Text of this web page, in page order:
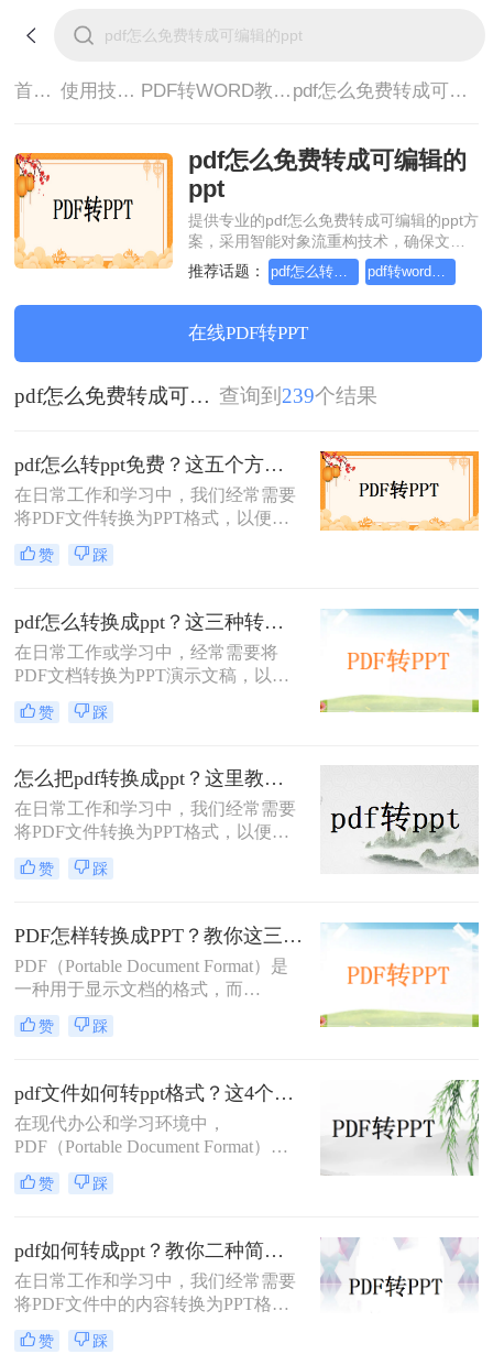
首页> 使用技巧> PDF转WORD教程> pdf怎么免费转成可编辑的ppt
pdf怎么免费转成可编辑的
ppt
提供专业的pdf怎么免费转成可编辑的ppt方
案，采用智能对象流重构技术，确保文档
1:1高保真还原且排版不乱码。支持一键批
量处理，全链路 SSL 加密保障隐私安全。
助您快速实现pdf怎么免费转成可编辑的
ppt，无需安装，高效办公。
推荐话题： pdf怎么转word，这个方法简单又方便
在线PDF转PPT
pdf怎么免费转成可编辑的ppt 查询到 239个结果
pdf怎么转ppt免费？这五个方法请收好！方便又好用！
在日常工作和学习中，我们经常需要
将PDF文件转换为PPT格式，以便进
行演示或编辑。那么pdf怎么转ppt免
费呢？虽然市面上有许多付费的转换
转PPT方法，帮助你轻松实现文件格
式的转换。
赞 踩
pdf怎么转换成ppt？这三种转换方法分享给你!！
在日常工作或学习中，经常需要将
PDF文档转换为PPT演示文稿，以便
于更好地展示和编辑内容。
PDF（Portable Document Format）因
用，但PPT（PowerPoint）则因其动态
演示功能而备受青睐。那么pdf怎么转
换成ppt呢？本文将介绍三种将PDF转
换为PPT的高效方法，帮助您轻松完
成格式转换。
赞 踩
怎么把pdf转换成ppt？这里教你这四种方法！
在日常工作和学习中，我们经常需要
将PDF文件转换为PPT格式，以便更
好地进行演示和编辑。那么怎么把
PDF转换成PPT呢？以下将介绍三种
PDF到PPT的转换。
赞 踩
PDF怎样转换成PPT？教你这三种转换方法！
PDF（Portable Document Format）是
一种用于显示文档的格式，而
PPT（PowerPoint）是一种用于演示的
文件格式。PDF文件常用于保存文档
文件转换为PPT格式以便于制作演示
文稿。那么PDF怎样转换成PPT呢？
在本文中，我们将介绍三种方法，以
帮助您将PDF文件转换为PPT文件。
赞 踩
pdf文件如何转ppt格式？这4个方法请收好！方便又好用！
在现代办公和学习环境中，
PDF（Portable Document Format）因
其出色的跨平台兼容性和保持文档格
式不变的能力而广受欢迎。然而，在
件中的内容转换成PPT（PowerPoint
Presentation）格式，以便进行演示或
进一步编辑。那么pdf文件如何转ppt
格式呢？本文将详细介绍几种将PDF
文件转换为PPT格式的有效方法，帮
助您轻松应对这一需求。
赞 踩
pdf如何转成ppt？教你二种简单实用的转换方法!
在日常工作和学习中，我们经常需要
将PDF文件中的内容转换为PPT格
式，以便于演示和分享。那么PDF如
何转成PPT呢？以下是两种常用的方
赞 踩